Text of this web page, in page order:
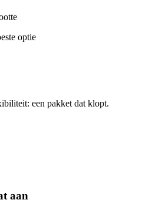
optie
een pakket dat klopt.
aan